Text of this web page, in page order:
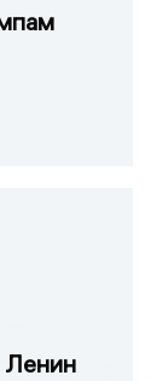
Ленин